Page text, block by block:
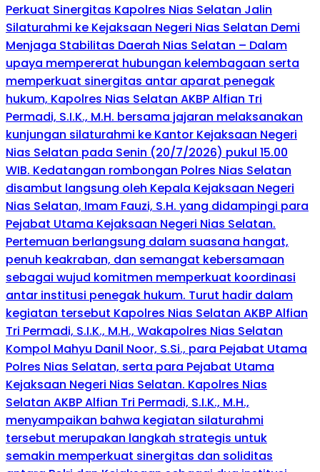
Perkuat Sinergitas Kapolres Nias Selatan Jalin
Silaturahmi ke Kejaksaan Negeri Nias Selatan Demi
Menjaga Stabilitas Daerah Nias Selatan – Dalam
upaya mempererat hubungan kelembagaan serta
memperkuat sinergitas antar aparat penegak
hukum, Kapolres Nias Selatan AKBP Alfian Tri
Permadi, S.I.K., M.H. bersama jajaran melaksanakan
kunjungan silaturahmi ke Kantor Kejaksaan Negeri
Nias Selatan pada Senin (20/7/2026) pukul 15.00
WIB. Kedatangan rombongan Polres Nias Selatan
disambut langsung oleh Kepala Kejaksaan Negeri
Nias Selatan, Imam Fauzi, S.H. yang didampingi para
Pejabat Utama Kejaksaan Negeri Nias Selatan.
Pertemuan berlangsung dalam suasana hangat,
penuh keakraban, dan semangat kebersamaan
sebagai wujud komitmen memperkuat koordinasi
antar institusi penegak hukum. Turut hadir dalam
kegiatan tersebut Kapolres Nias Selatan AKBP Alfian
Tri Permadi, S.I.K., M.H., Wakapolres Nias Selatan
Kompol Mahyu Danil Noor, S.Si., para Pejabat Utama
Polres Nias Selatan, serta para Pejabat Utama
Kejaksaan Negeri Nias Selatan. Kapolres Nias
Selatan AKBP Alfian Tri Permadi, S.I.K., M.H.,
menyampaikan bahwa kegiatan silaturahmi
tersebut merupakan langkah strategis untuk
semakin memperkuat sinergitas dan soliditas